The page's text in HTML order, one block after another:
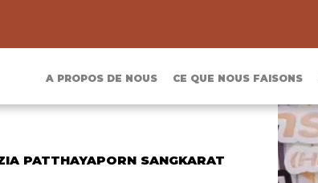
A PROPOS DE NOUS CE QUE NOUS FAISONS
PATTHAYAPORN SANGKARAT